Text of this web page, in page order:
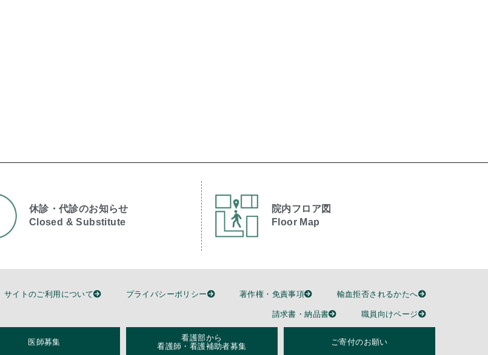
休診・代診のお知らせ
Closed & Substitute​
院内フロア図
Floor Map
サイトのご利用について プライバシーポリシー 著作権・免責事項 輸血拒否されるかたへ
請求書・納品書 職員向けページ
医師募集
看護部から
看護師・看護補助者募集
ご寄付のお願い